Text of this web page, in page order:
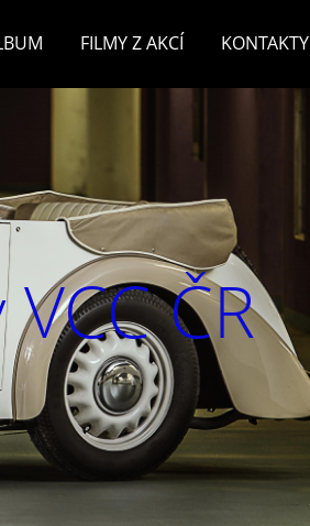
FILMY Z AKCÍ KONTAKTY
ČR